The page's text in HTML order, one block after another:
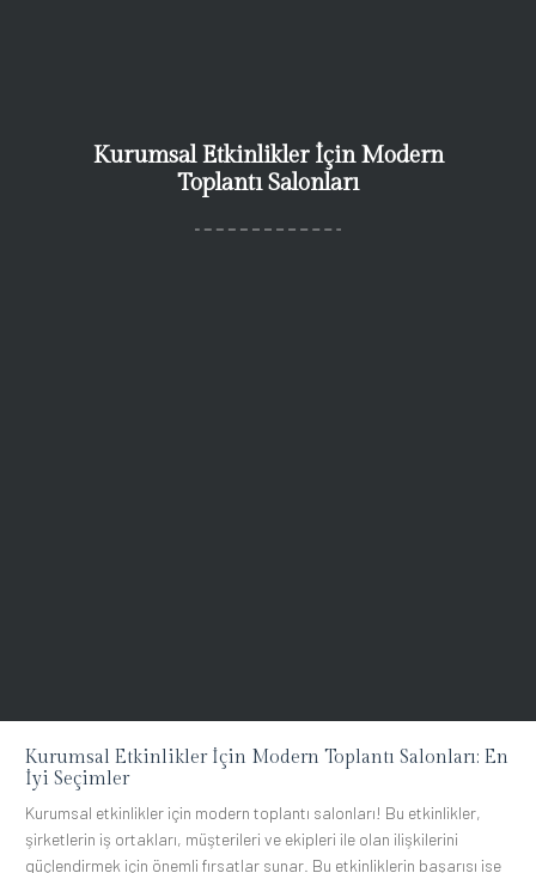
Kurumsal Etkinlikler İçin Modern
Toplantı Salonları
Kurumsal Etkinlikler İçin Modern Toplantı Salonları: En
İyi Seçimler
Kurumsal etkinlikler için modern toplantı salonları! Bu etkinlikler,
şirketlerin iş ortakları, müşterileri ve ekipleri ile olan ilişkilerini
güçlendirmek için önemli fırsatlar sunar. Bu etkinliklerin başarısı ise